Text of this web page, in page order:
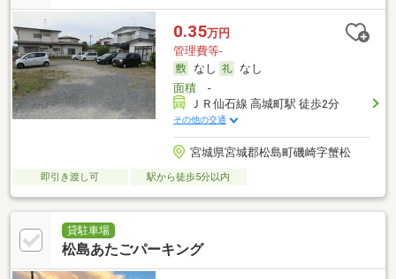
0.35万円
管理費等-
なし
なし
面積-
ＪＲ仙石線 高城町駅 徒歩2分
その他の交通
宮城県宮城郡松島町磯崎字蟹松
即引き渡し可 駅から徒歩5分以内
貸駐車場
松島あたごパーキング